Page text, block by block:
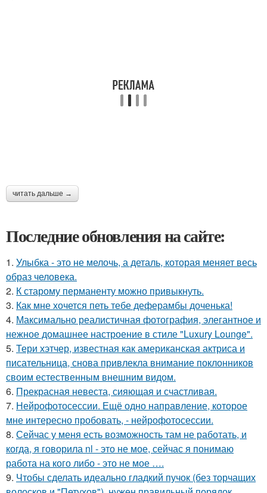
читать дальше →
Последние обновления на сайте:
1. Улыбка - это не мелочь, а деталь, которая меняет весь
образ человека.
2. К старому перманенту можно привыкнуть.
3. Как мне хочется петь тебе деферамбы доченька!
4. Максимально реалистичная фотография, элегантное и
нежное домашнее настроение в стиле "Luxury Lounge".
5. Тери хэтчер, известная как американская актриса и
писательница, снова привлекла внимание поклонников
своим естественным внешним видом.
6. Прекрасная невеста, сияющая и счастливая.
7. Нейрофотосессии. Ещё одно направление, которое
мне интересно пробовать, - нейрофотосессии.
8. Сейчас у меня есть возможность там не работать, и
когда, я говорила nl - это не мое, сейчас я понимаю
работа на кого либо - это не мое ….
9. Чтобы сделать идеально гладкий пучок (без торчащих